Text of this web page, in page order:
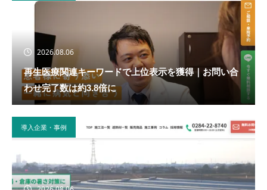
2026.08.06
再生医療関連キーワードで上位表示を獲得｜お問い合
わせ完了数は約3.8倍に
導入企業・事例